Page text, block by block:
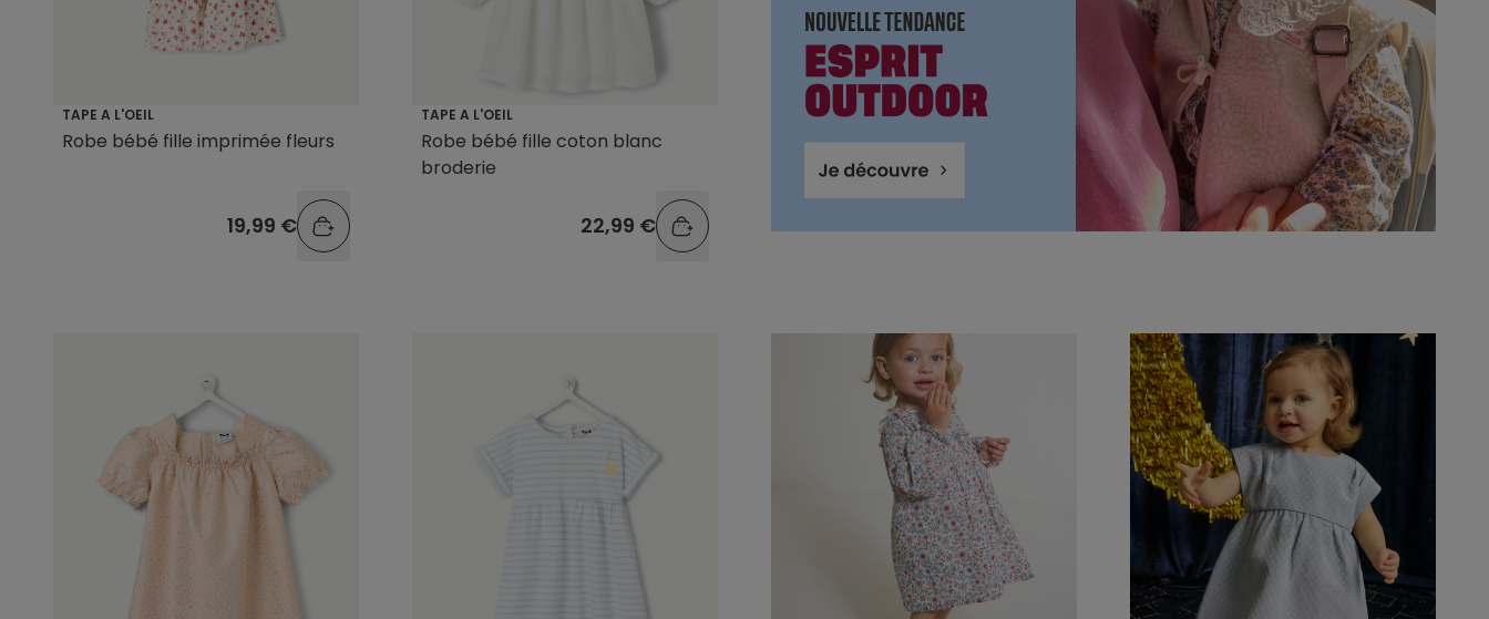
TAPE A L'OEIL
Robe bébé fille imprimée fleurs
19,99 €
TAPE A L'OEIL
Robe bébé fille coton blanc
broderie
22,99 €